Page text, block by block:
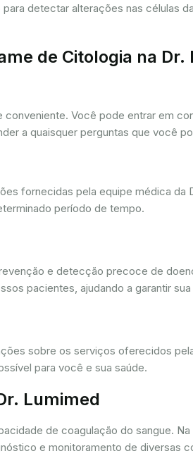
detectar alterações nas células
de Citologia na Dr.
Você pode entrar em
a quaisquer perguntas que você
fornecidas pela equipe médica da
período de tempo.
e detecção precoce de
pacientes, ajudando a garantir
sobre os serviços oferecidos
para você e sua saúde.
Lumimed
de coagulação do sangue.
e monitoramento de diversas